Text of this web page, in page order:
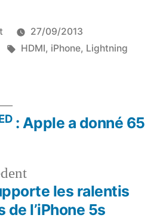
27/09/2013
Étiquettes :
HDMI, iPhone, Lightning
Article
précédent :
les ralentis
de l’iPhone 5s
Article
suivant :
: Apple a donné 65